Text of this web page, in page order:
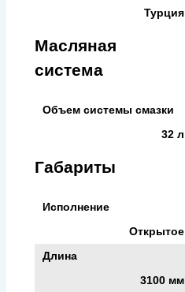
Турция
Масляная
система
Объем системы смазки
32 л
Габариты
Исполнение
Открытое
Длина
3100 мм